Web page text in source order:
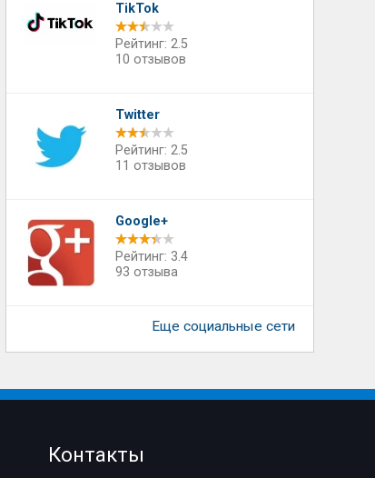
TikTok
Рейтинг: 2.5
10 отзывов
Twitter
Рейтинг: 2.5
11 отзывов
Google+
Рейтинг: 3.4
93 отзыва
Еще социальные сети
Контакты